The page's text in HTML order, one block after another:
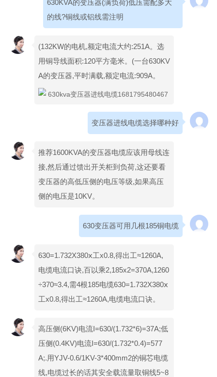
630KVA的变压器(满负荷)低压需配多大
的线?铜线或铝线需注明
(132KW的电机,额定电流大约:251A。选
用铜导线面积:120平方毫米。(一台630KV
A的变压器,平时满载,额定电流:909A。
变压器进线电缆选择哪种好
推荐1600KVA的变压器电缆应该用母线连
接,然后通过馈出开关柜到负荷,这还要看
变压器的高低压侧的电压等级,如果高压
侧的电压是10KV。
630变压器可用几根185铜电缆
630=1.732X380ⅹ工x0.8,得出工≈1260A,
电缆电流口诀,百以乘2,185x2=370A,1260
÷370≈3.4,需4根185电缆630=1.732X380ⅹ
工x0.8,得出工≈1260A,电缆电流口诀。
高压侧(6KV)电流I=630/(1.732*6)=37A;低
压侧(0.4KV)电流I=630/(1.732*0.4)=577
A;.用YJV-0.6/1KV-3*400mm2的铜芯电缆
线,电缆过长的话其安全载流量取铜线5~8